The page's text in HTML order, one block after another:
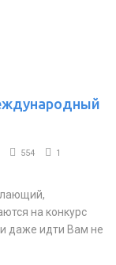
554 1
на конкурс
даже идти Вам не